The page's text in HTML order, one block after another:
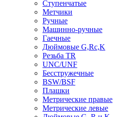
Ступенчатые
Метчики
Ручные
Машинно-ручные
Гаечные
Дюймовые G,Rc,K
Резьба TR
UNC/UNF
Бесстружечные
BSW/BSF
Плашки
Метрические правые
Метрические левые